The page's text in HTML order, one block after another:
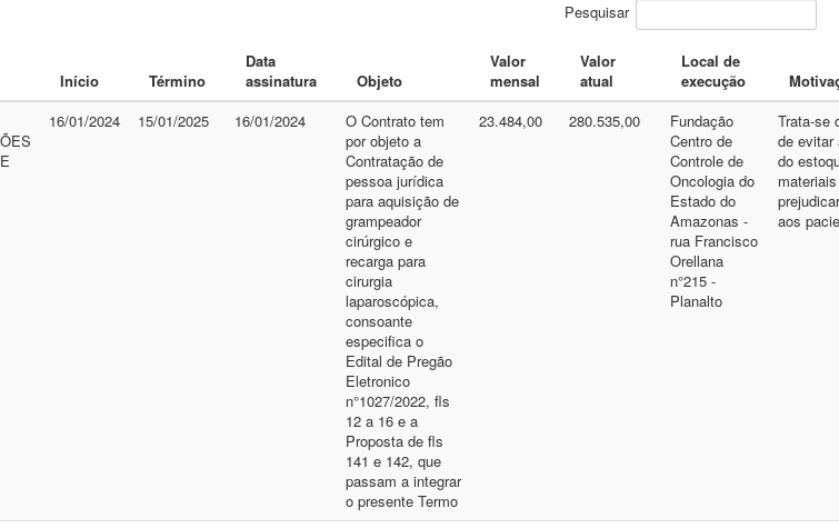
Pesquisar
Início Término
Data
assinatura
Objeto
Valor
mensal
Valor
atual
Local de
execução
16/01/2024 15/01/2025 16/01/2024
O Contrato tem
por objeto a
Contratação de
pessoa jurídica
para aquisição de
grampeador
cirúrgico e
recarga para
cirurgia
laparoscópica,
consoante
especifica o
Edital de Pregão
Eletronico
n°1027/2022, fls
12 a 16 e a
Proposta de fls
141 e 142, que
passam a integrar
o presente Termo
23.484,00 280.535,00
Fundação
Centro de
Controle de
Oncologia do
Estado do
Amazonas -
rua Francisco
Orellana
n°215 -
Planalto
Trata-se
de evitar
do
aos